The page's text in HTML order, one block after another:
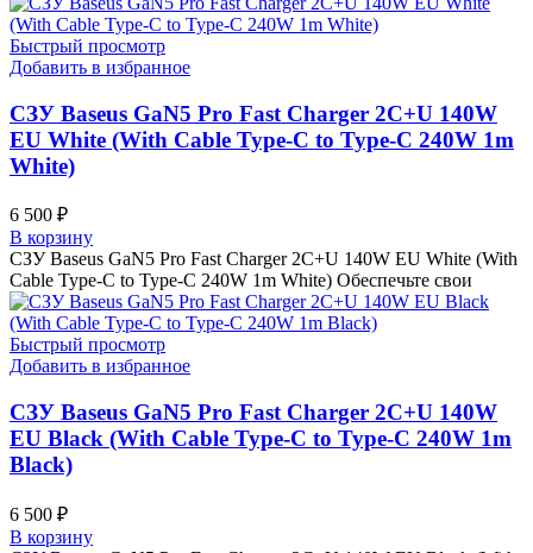
Быстрый просмотр
Добавить в избранное
СЗУ Baseus GaN5 Pro Fast Charger 2C+U 140W
EU White (With Cable Type-C to Type-C 240W 1m
White)
6 500 ₽
В корзину
СЗУ Baseus GaN5 Pro Fast Charger 2C+U 140W EU White (With
Cable Type-C to Type-C 240W 1m White) Обеспечьте свои
Быстрый просмотр
Добавить в избранное
СЗУ Baseus GaN5 Pro Fast Charger 2C+U 140W
EU Black (With Cable Type-C to Type-C 240W 1m
Black)
6 500 ₽
В корзину